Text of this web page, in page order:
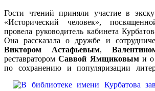
Гости чтений приняли участие в
«Исторический человек»,
провела руководитель кабинета
Она рассказала о дружбе и
Виктором Астафьевым,
реставраторомСаввой Ямщиковыми о
по сохранению и популяризации